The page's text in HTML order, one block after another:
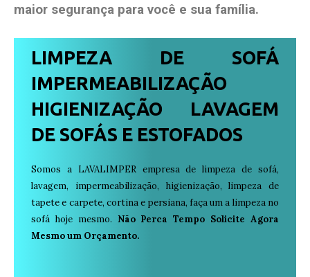
maior segurança para você e sua família.
LIMPEZA DE SOFÁ
IMPERMEABILIZAÇÃO
HIGIENIZAÇÃO LAVAGEM
DE SOFÁS E ESTOFADOS
Somos a LAVALIMPER empresa de limpeza de sofá,
lavagem, impermeabilização, higienização, limpeza de
tapete e carpete, cortina e persiana, faça um a limpeza no
sofá hoje mesmo. Não Perca Tempo Solicite Agora
Mesmo um Orçamento.